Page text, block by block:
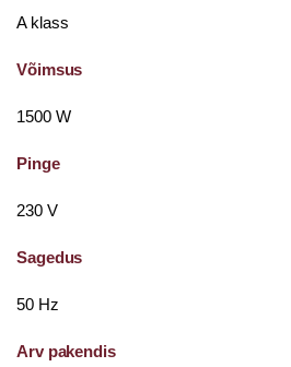
A klass
Võimsus
1500 W
Pinge
230 V
Sagedus
50 Hz
Arv pakendis